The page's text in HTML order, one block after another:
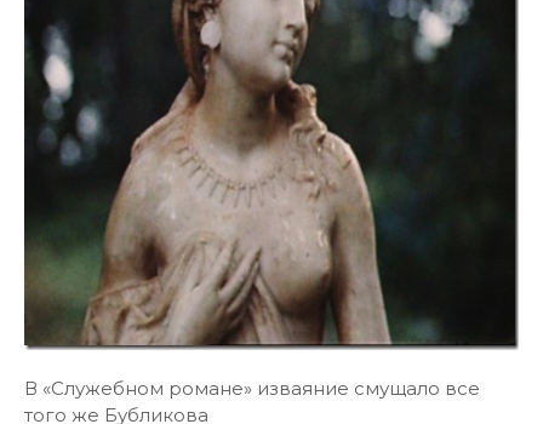
В «Служебном романе» изваяние смущало все
того же Бубликова